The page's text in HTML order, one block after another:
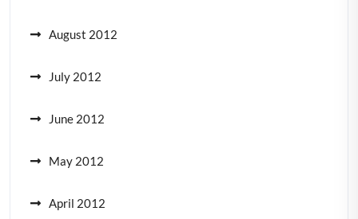
August 2012
July 2012
June 2012
May 2012
April 2012